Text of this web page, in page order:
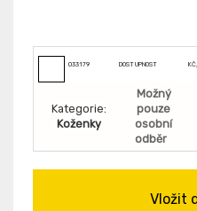
033179 DOSTUPNOST
Kategorie:
Koženky
Možný
pouze
osobní
odběr
Vložit